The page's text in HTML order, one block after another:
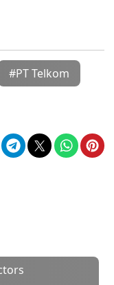
#PT Telkom